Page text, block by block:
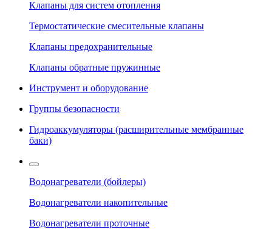
Клапаны для систем отопления
Термостатические смесительные клапаны
Клапаны предохранительные
Клапаны обратные пружинные
Инструмент и оборудование
Группы безопасности
Гидроаккумуляторы (расширительные мембранные
баки)
Водонагреватели (бойлеры)
Водонагреватели накопительные
Водонагреватели проточные